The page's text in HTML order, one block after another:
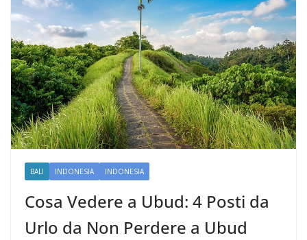
BALI INDONESIA INDONESIA
Cosa Vedere a Ubud: 4 Posti da
Urlo da Non Perdere a Ubud